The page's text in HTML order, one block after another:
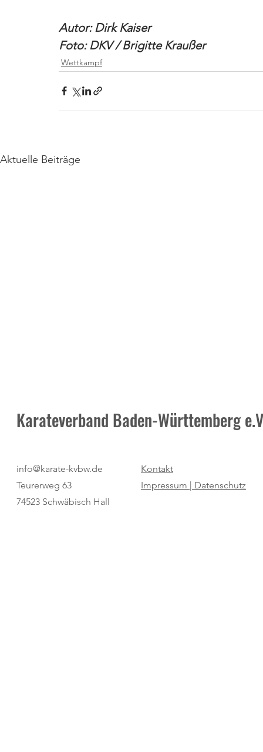
Autor: Dirk Kaiser
Foto: DKV / Brigitte Kraußer
Wettkampf
Aktuelle Beiträge
Pure Dominanz: Birtat MTV
Ludwigsburg zum zweiten Mal
Champion
für den SV
Karateverband Baden-Württemberg
info@karate-kvbw.de
Teurerweg 63
74523 Schwäbisch Hall
Kontakt
Impressum | Datenschutz